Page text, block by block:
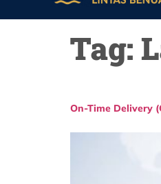
Tag:
On-Time Delivery